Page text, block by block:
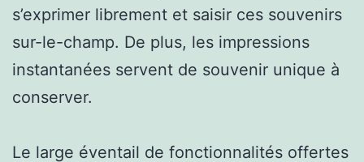
s’exprimer librement et saisir ces souvenirs
sur-le-champ. De plus, les impressions
instantanées servent de souvenir unique à
conserver.
Le large éventail de fonctionnalités offertes